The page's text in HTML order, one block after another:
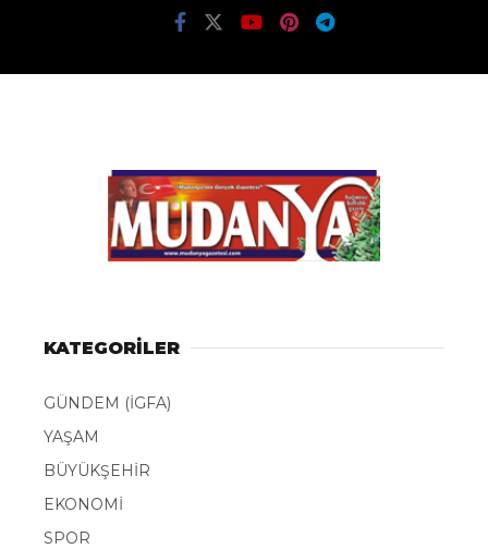
KATEGORİLER
GÜNDEM (İGFA)
YAŞAM
BÜYÜKŞEHİR
EKONOMİ
SPOR